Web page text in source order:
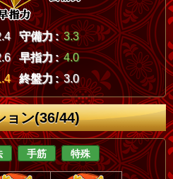
守備力 : 3.3
早指力 : 4.0
終盤力 : 3.0
ョン(36/44)
手筋 特殊